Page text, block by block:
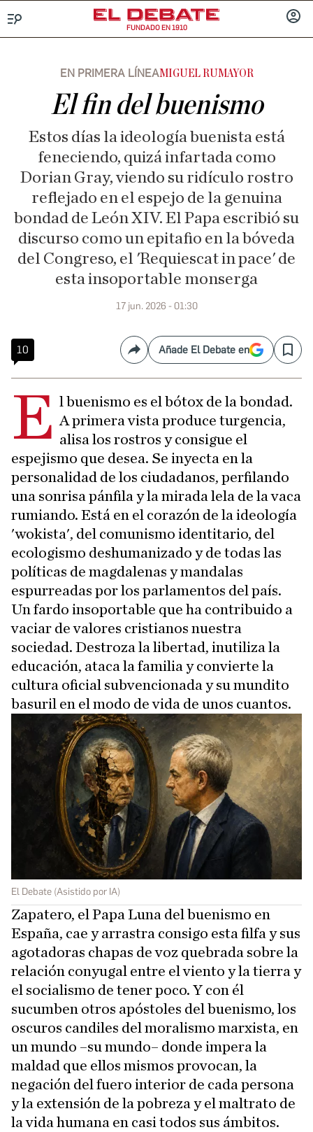
FUNDADO EN 1910
EN PRIMERA LÍNEAMIGUEL RUMAYOR
El fin del buenismo
Estos días la ideología buenista está
feneciendo, quizá infartada como
Dorian Gray, viendo su ridículo rostro
reflejado en el espejo de la genuina
bondad de León XIV. El Papa escribió su
discurso como un epitafio en la bóveda
del Congreso, el 'Requiescat in pace' de
esta insoportable monserga
17 jun. 2026 - 01:30
10 CompartirAñade El Debate en Save
E l buenismo es el bótox de la bondad.
A primera vista produce turgencia,
alisa los rostros y consigue el
espejismo que desea. Se inyecta en la
personalidad de los ciudadanos, perfilando
una sonrisa pánfila y la mirada lela de la vaca
rumiando. Está en el corazón de la ideología
'wokista', del comunismo identitario, del
ecologismo deshumanizado y de todas las
políticas de magdalenas y mandalas
espurreadas por los parlamentos del país.
Un fardo insoportable que ha contribuido a
vaciar de valores cristianos nuestra
sociedad. Destroza la libertad, inutiliza la
educación, ataca la familia y convierte la
cultura oficial subvencionada y su mundito
basuril en el modo de vida de unos cuantos.
El Debate (Asistido por IA)
Zapatero, el Papa Luna del buenismo en
España, cae y arrastra consigo esta filfa y sus
agotadoras chapas de voz quebrada sobre la
relación conyugal entre el viento y la tierra y
el socialismo de tener poco. Y con él
sucumben otros apóstoles del buenismo, los
oscuros candiles del moralismo marxista, en
un mundo –su mundo– donde impera la
maldad que ellos mismos provocan, la
negación del fuero interior de cada persona
y la extensión de la pobreza y el maltrato de
la vida humana en casi todos sus ámbitos.